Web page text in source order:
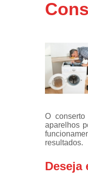
O
aparelhos
resultados.
Deseja